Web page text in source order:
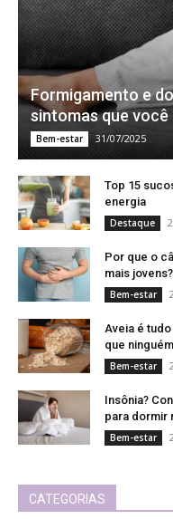
Formigamento e
sintomas que
Bem-estar 31/07/2025
Top 15
energia
Destaque
Por que o
mais
Bem-estar
Aveia é
que
Bem-estar
Insônia?
para dormir
Bem-estar
CATEGORIAS